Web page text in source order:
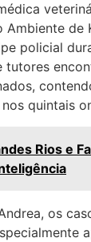
de
policial
tutores
nos quintais
Rios e
os